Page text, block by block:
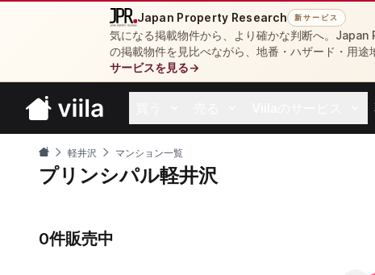
Japan Property Research 新サービス
気になる掲載物件から、より確かな判断へ。
の掲載物件を見比べながら、地番・ハザード・用途
サービスを見る→
Open resources
軽井沢 マンション一覧
プリンシパル軽井沢
0件販売中